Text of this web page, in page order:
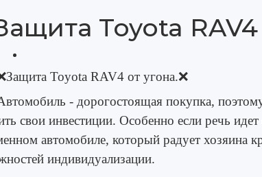
Toyota RAV4
Защита Toyota RAV4 от угона.❌
- дорогостоящая покупка,
свои инвестиции. Особенно если речь
автомобиле, который радует
индивидуализации.